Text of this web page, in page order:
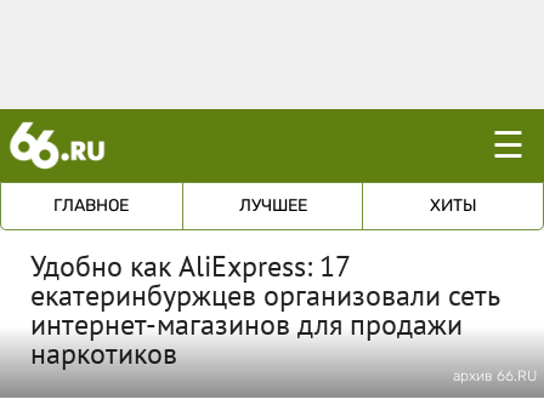
☰
ГЛАВНОЕ ЛУЧШЕЕ ХИТЫ
Удобно как AliExpress: 17
екатеринбуржцев организовали сеть
интернет-магазинов для продажи
наркотиков
архив 66.RU